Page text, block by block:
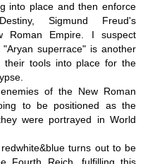
into place and then enforce
Sigmund Freud's
Roman Empire. I suspect
superrace" is another
their tools into place for the
of the New Roman
to be positioned as the
were portrayed in World
turns out to be